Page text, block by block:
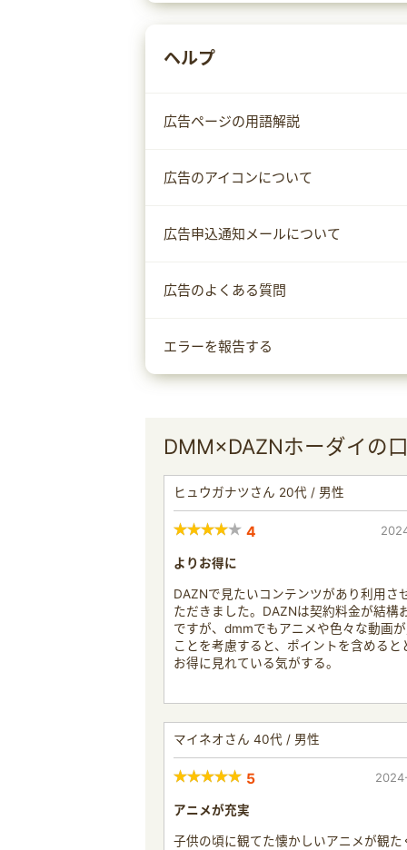
ヘルプ
広告ページの用語解説
広告のアイコンについて
広告申込通知メールについて
広告のよくある質問
エラーを報告する
DMM×DAZNホーダイの
ヒュウガナツさん 20代 / 男性
4
よりお得に
DAZNで見たいコンテンツがあり利用さ
ただきました。DAZNは契約料金が結構
ですが、dmmでもアニメや色々な動画
ことを考慮すると、ポイントを含めると
お得に見れている気がする。
マイネオさん 40代 / 男性
5
アニメが充実
子供の頃に観てた懐かしいアニメが観た